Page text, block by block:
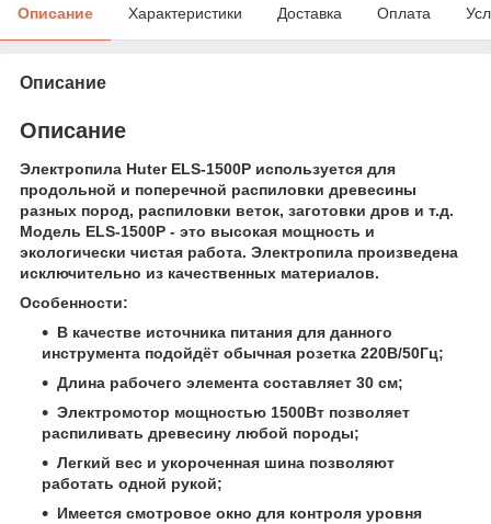
Описание Характеристики Доставка Оплата
Описание
Описание
Электропила Huter ELS-1500P используется для
продольной и поперечной распиловки древесины
разных пород, распиловки веток, заготовки дров и т.д.
Модель ELS-1500P - это высокая мощность и
экологически чистая работа. Электропила произведена
исключительно из качественных материалов.
Особенности:
В качестве источника питания для данного
инструмента подойдёт обычная розетка 220В/50Гц;
Длина рабочего элемента составляет 30 см;
Электромотор мощностью 1500Вт позволяет
распиливать древесину любой породы;
Легкий вес и укороченная шина позволяют
работать одной рукой;
Имеется смотровое окно для контроля уровня